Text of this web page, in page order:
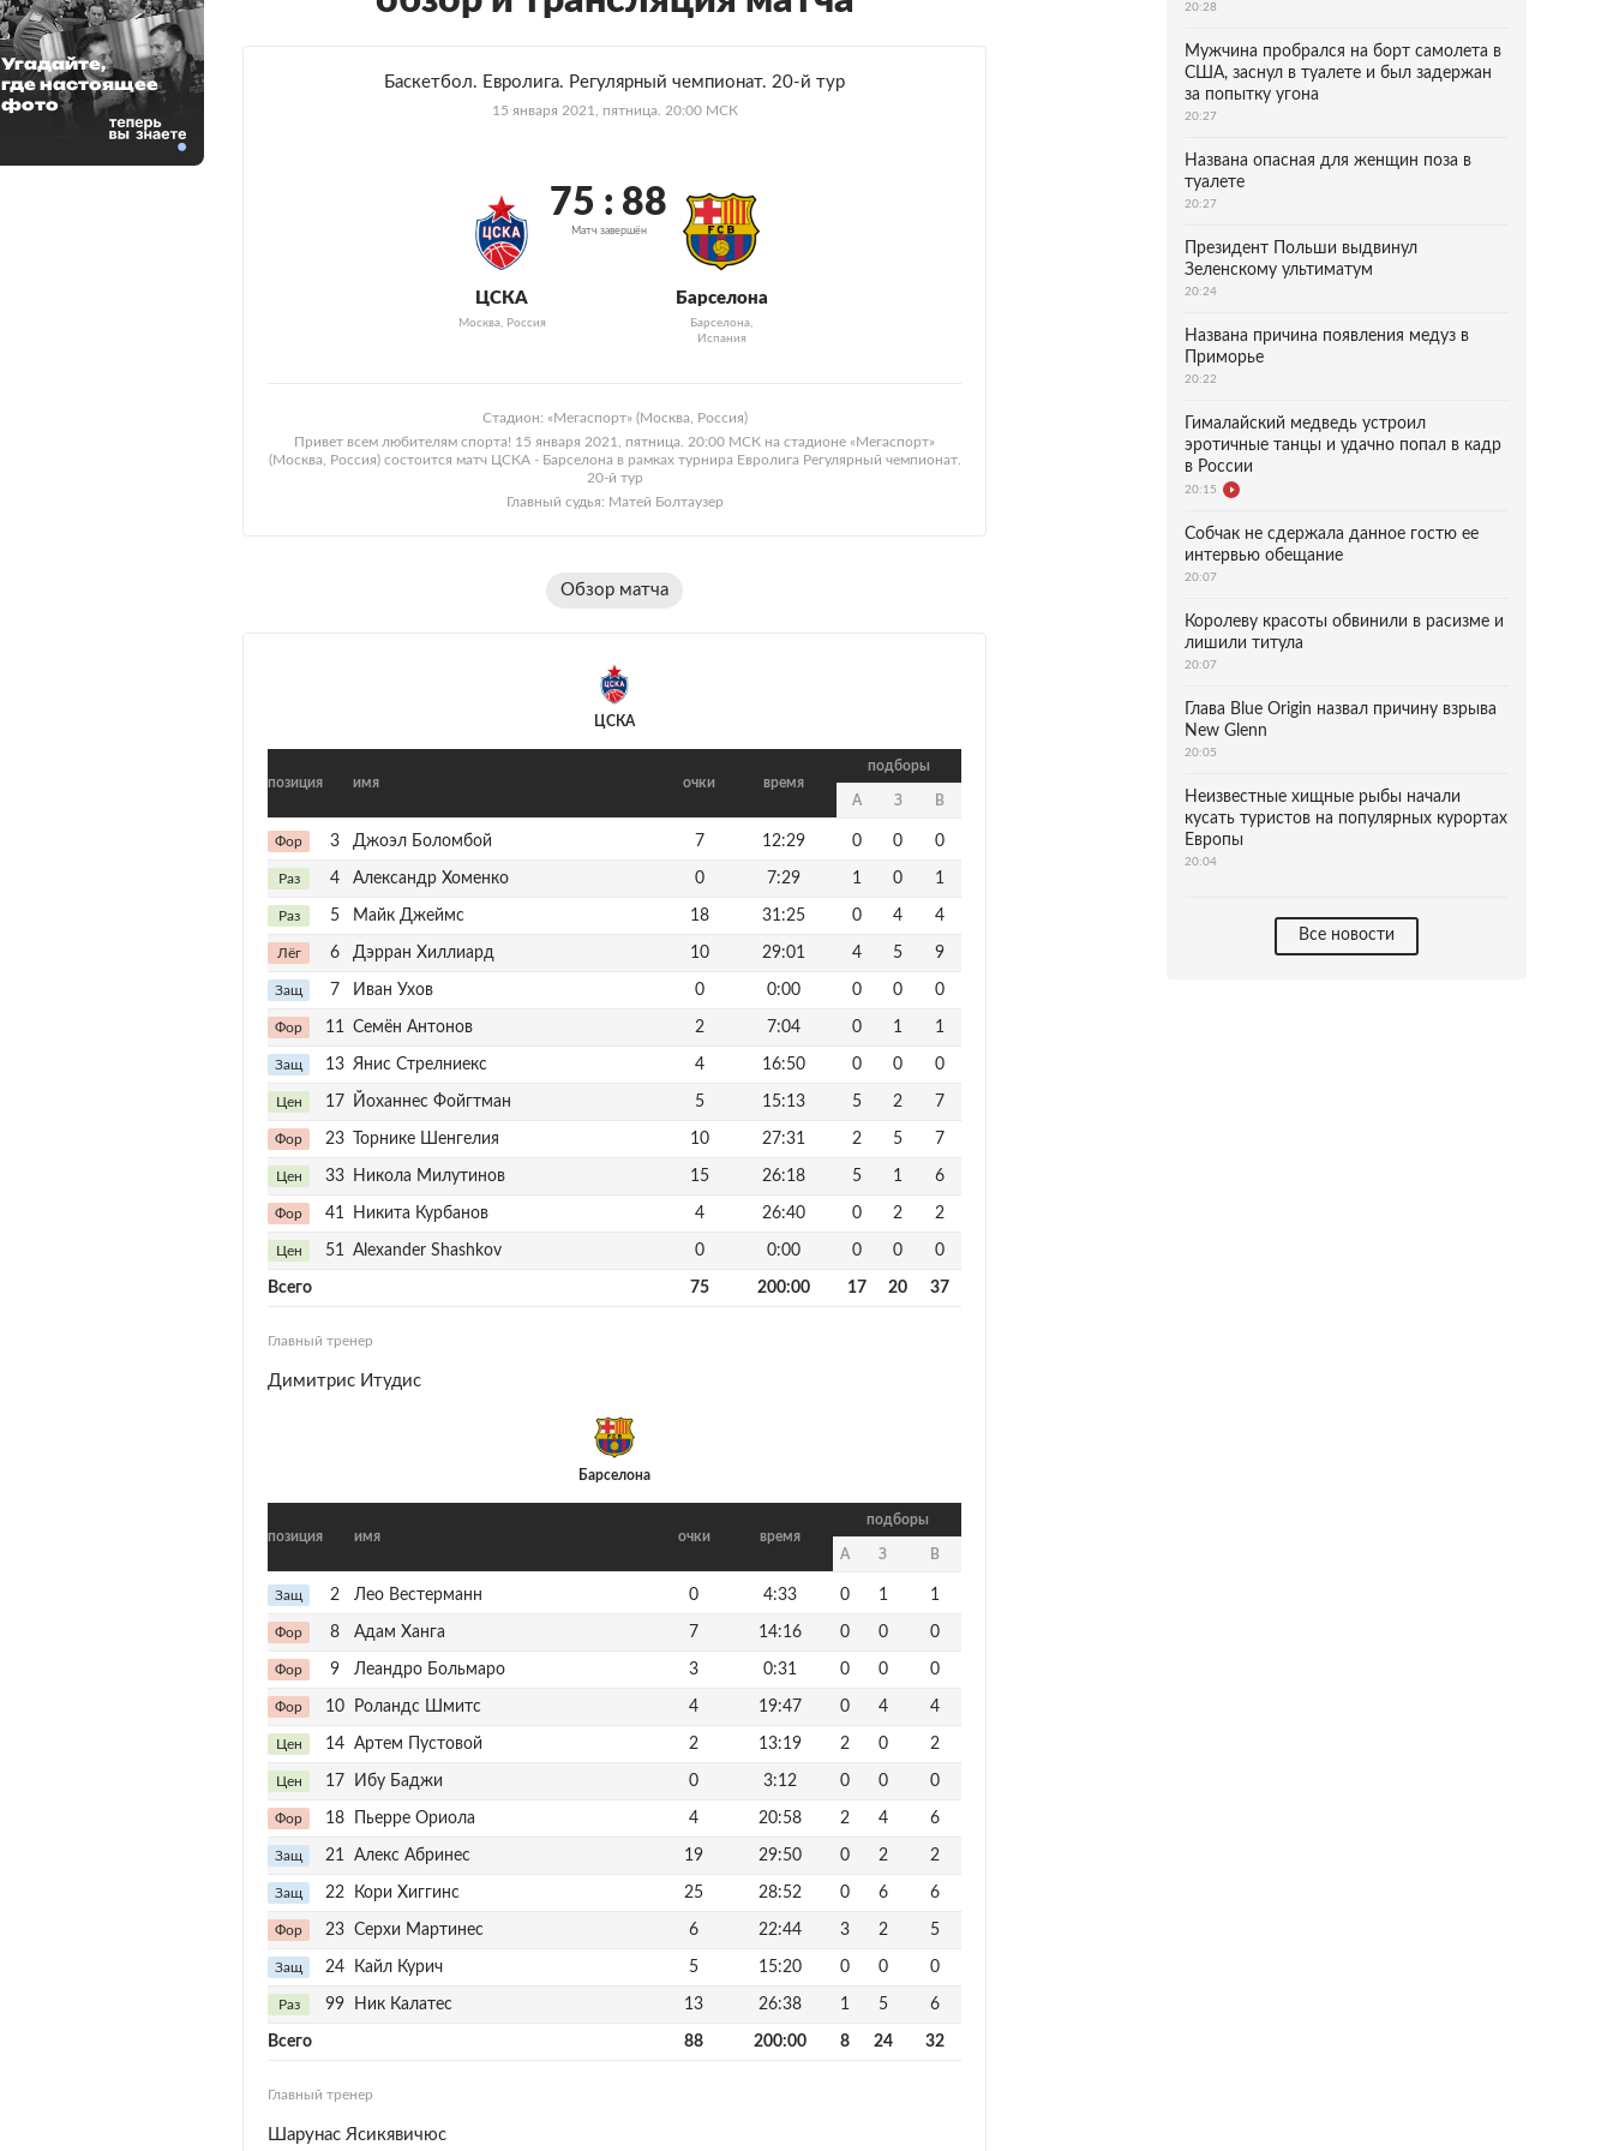
Баскетбол. Евролига. Регулярный чемпионат. 20-й тур
15 января 2021, пятница. 20:00 МСК
ЦСКА
Москва, Россия
75 : 88
Матч завершён
Барселона
Барселона,
Испания
Стадион: «Мегаспорт» (Москва, Россия)
Привет всем любителям спорта! 15 января 2021, пятница. 20:00 МСК на стадионе «Мегаспорт»
(Москва, Россия) состоится матч ЦСКА - Барселона в рамках турнира Евролига Регулярный чемпионат.
20-й тур
Главный судья: Матей Болтаузер
Обзор матча
ЦСКА
позиция имя очки время
подборы
А З В
Фор 3 Джоэл Боломбой 7 12:29 0 0 0
Раз 4 Александр Хоменко 0 7:29 1 0 1
Раз 5 Майк Джеймс 18 31:25 0 4 4
Лёг 6 Дэрран Хиллиард 10 29:01 4 5 9
Защ 7 Иван Ухов 0 0:00 0 0 0
Фор 11 Семён Антонов 2 7:04 0 1 1
Защ 13 Янис Стрелниекс 4 16:50 0 0 0
Цен 17 Йоханнес Фойгтман 5 15:13 5 2 7
Фор 23 Торнике Шенгелия 10 27:31 2 5 7
Цен 33 Никола Милутинов 15 26:18 5 1 6
Фор 41 Никита Курбанов 4 26:40 0 2 2
Цен 51 Alexander Shashkov 0 0:00 0 0 0
Всего 75 200:00 17 20 37
Главный тренер
Димитрис Итудис
Барселона
позиция имя очки время
подборы
А З В
Защ 2 Лео Вестерманн 0 4:33 0 1 1
Фор 8 Адам Ханга 7 14:16 0 0 0
Фор 9 Леандро Больмаро 3 0:31 0 0 0
Фор 10 Роландс Шмитс 4 19:47 0 4 4
Цен 14 Артем Пустовой 2 13:19 2 0 2
Цен 17 Ибу Баджи 0 3:12 0 0 0
Фор 18 Пьерре Ориола 4 20:58 2 4 6
Защ 21 Алекс Абринес 19 29:50 0 2 2
Защ 22 Кори Хиггинс 25 28:52 0 6 6
Фор 23 Серхи Мартинес 6 22:44 3 2 5
Защ 24 Кайл Курич 5 15:20 0 0 0
Раз 99 Ник Калатес 13 26:38 1 5 6
Всего 88 200:00 8 24 32
Главный тренер
Шарунас Ясикявичюс
Угадайте,
где настоящее
фото
20:28
Мужчина пробрался на борт самолета в
США, заснул в туалете и был задержан
за попытку угона
20:27
Названа опасная для женщин поза в
туалете
20:27
Президент Польши выдвинул
Зеленскому ультиматум
20:24
Названа причина появления медуз в
Приморье
20:22
Гималайский медведь устроил
эротичные танцы и удачно попал в кадр
в России
20:15
Собчак не сдержала данное гостю ее
интервью обещание
20:07
Королеву красоты обвинили в расизме и
лишили титула
20:07
Глава Blue Origin назвал причину взрыва
New Glenn
20:05
Неизвестные хищные рыбы начали
кусать туристов на популярных курортах
Европы
20:04
Все новости